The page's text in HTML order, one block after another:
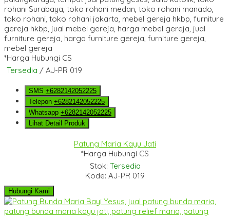
*Harga Hubungi CS
Tersedia / AJ-PR 019
SMS +6282142052225
Telepon +6282142052225
Whatsapp +6282142052225
Lihat Detail Produk
Patung Maria Kayu Jati
*Harga Hubungi CS
Stok: Tersedia
Kode: AJ-PR 019
Hubungi Kami